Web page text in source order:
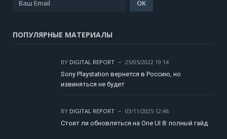
ПОПУЛЯРНЫЕ МАТЕРИАЛЫ
BY DIGITAL REPORT
25/05/2022 19:14
Sony Playstation вернется в Россию, но
извиняться не будет
BY DIGITAL REPORT
03/11/2025 12:46
Стоит ли обновляться на One UI 8: полный гайд